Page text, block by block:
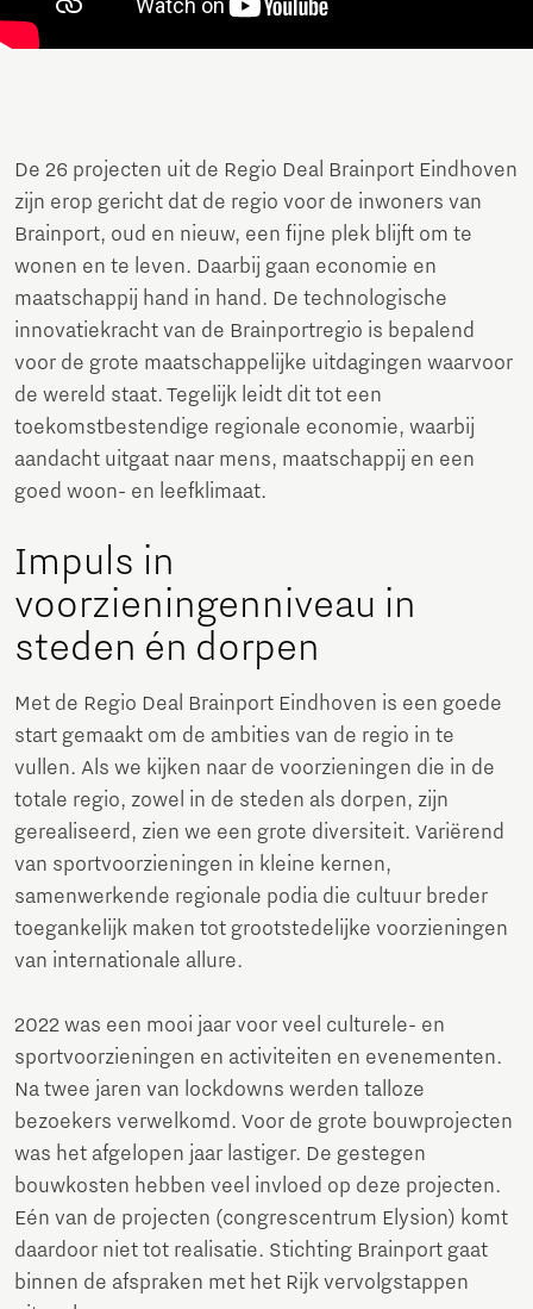
De 26 projecten uit de Regio Deal Brainport Eindhoven
zijn erop gericht dat de regio voor de inwoners van
Brainport, oud en nieuw, een fijne plek blijft om te
wonen en te leven. Daarbij gaan economie en
maatschappij hand in hand. De technologische
innovatiekracht van de Brainportregio is bepalend
voor de grote maatschappelijke uitdagingen waarvoor
de wereld staat. Tegelijk leidt dit tot een
toekomstbestendige regionale economie, waarbij
aandacht uitgaat naar mens, maatschappij en een
goed woon- en leefklimaat.
Impuls in
voorzieningenniveau in
steden én dorpen
Met de Regio Deal Brainport Eindhoven is een goede
start gemaakt om de ambities van de regio in te
vullen. Als we kijken naar de voorzieningen die in de
totale regio, zowel in de steden als dorpen, zijn
gerealiseerd, zien we een grote diversiteit. Variërend
van sportvoorzieningen in kleine kernen,
samenwerkende regionale podia die cultuur breder
toegankelijk maken tot grootstedelijke voorzieningen
van internationale allure.
2022 was een mooi jaar voor veel culturele- en
sportvoorzieningen en activiteiten en evenementen.
Na twee jaren van lockdowns werden talloze
bezoekers verwelkomd. Voor de grote bouwprojecten
was het afgelopen jaar lastiger. De gestegen
bouwkosten hebben veel invloed op deze projecten.
Eén van de projecten (congrescentrum Elysion) komt
daardoor niet tot realisatie. Stichting Brainport gaat
binnen de afspraken met het Rijk vervolgstappen